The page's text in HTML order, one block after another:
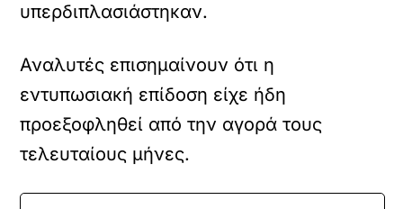
υπερδιπλασιάστηκαν.
Αναλυτές επισημαίνουν ότι η
εντυπωσιακή επίδοση είχε ήδη
προεξοφληθεί από την αγορά τους
τελευταίους μήνες.